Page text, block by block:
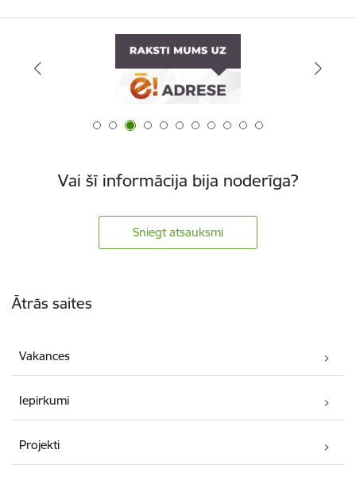
Vai šī informācija bija noderīga?
Sniegt atsauksmi
Ātrās saites
Vakances
Iepirkumi
Projekti